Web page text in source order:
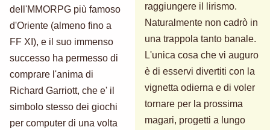
dell'MMORPG più famoso
d'Oriente (almeno fino a
FF XI), e il suo immenso
successo ha permesso di
comprare l'anima di
Richard Garriott, che e' il
simbolo stesso dei giochi
per computer di una volta
raggiungere il lirismo.
Naturalmente non cadrò in
una trappola tanto banale.
L'unica cosa che vi auguro
è di esservi divertiti con la
vignetta odierna e di voler
tornare per la prossima
magari, progetti a lungo